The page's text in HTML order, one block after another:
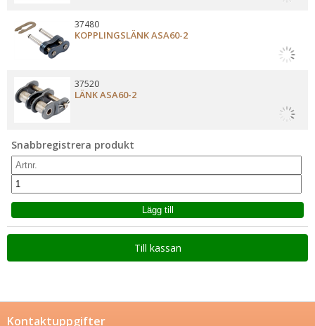
KOPPLINGSLÄNK ASA60-2
37480
LÄNK ASA60-2
37520
Snabbregistrera produkt
Till kassan
Kontaktuppgifter